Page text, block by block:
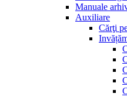
Manuale
Auxiliare
Cărţi